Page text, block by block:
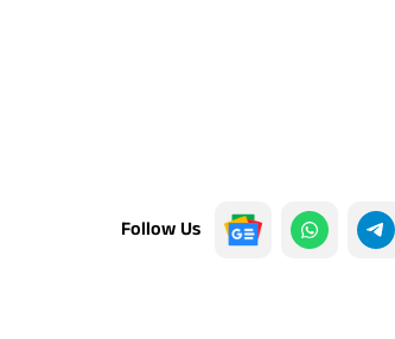
Follow Us